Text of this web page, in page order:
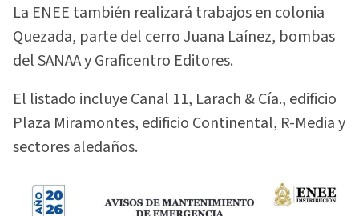
La ENEE también realizará trabajos en colonia
Quezada, parte del cerro Juana Laínez, bombas
del SANAA y Graficentro Editores.
El listado incluye Canal 11, Larach & Cía., edificio
Plaza Miramontes, edificio Continental, R-Media y
sectores aledaños.